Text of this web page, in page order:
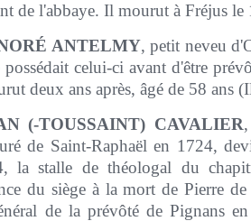
de l'abbaye. Il mourut à Fréjus
ANTELMY, petit neveu
celui-ci avant d'être
deux ans après, âgé de 58 ans
(-TOUSSAINT) CAVALIER
de Saint-Raphaël en 1724,
la stalle de théologal du
du siège à la mort de Pierre de
de la prévôté de Pignans